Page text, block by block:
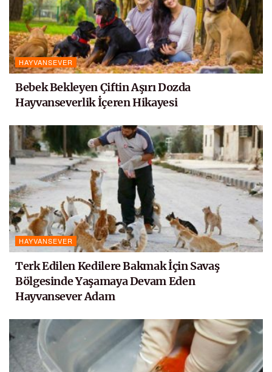
HAYVANSEVER
Bebek Bekleyen Çiftin Aşırı Dozda
Hayvanseverlik İçeren Hikayesi
HAYVANSEVER
Terk Edilen Kedilere Bakmak İçin Savaş
Bölgesinde Yaşamaya Devam Eden
Hayvansever Adam